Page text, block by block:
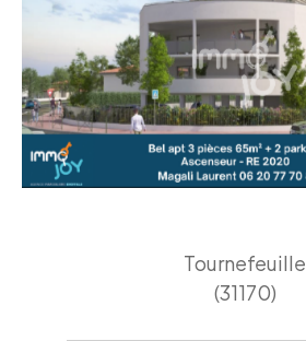
Tournefeuille
(31170)